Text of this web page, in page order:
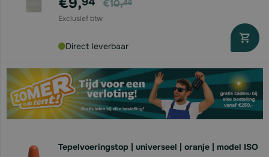
€10,46
Direct leverbaar
Tepelvoeringstop | universeel | oranje | model ISO